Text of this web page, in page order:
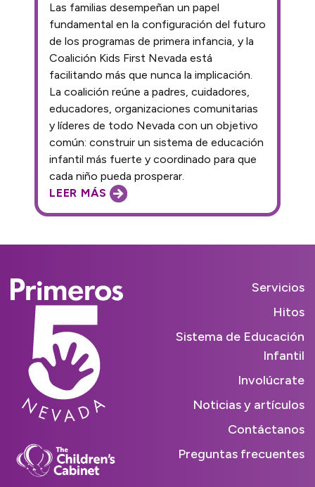
LEER MÁS
Las familias desempeñan un papel
fundamental en la configuración del futuro
de los programas de primera infancia, y la
Coalición Kids First Nevada está
facilitando más que nunca la implicación.
La coalición reúne a padres, cuidadores,
educadores, organizaciones comunitarias
y líderes de todo Nevada con un objetivo
común: construir un sistema de educación
infantil más fuerte y coordinado para que
cada niño pueda prosperar.
Servicios
Hitos
Sistema de Educación
Infantil
Involúcrate
Noticias y artículos
Contáctanos
Preguntas frecuentes